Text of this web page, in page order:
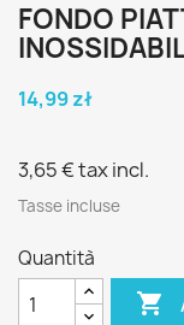
FONDO
14,99 zł
3,65 €tax incl.
Tasse incluse
Quantità
